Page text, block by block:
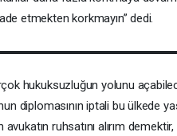
etmekten korkmayın” dedi.
hukuksuzluğun yolunu
diplomasının iptali bu ülkede
ruhsatını alırım